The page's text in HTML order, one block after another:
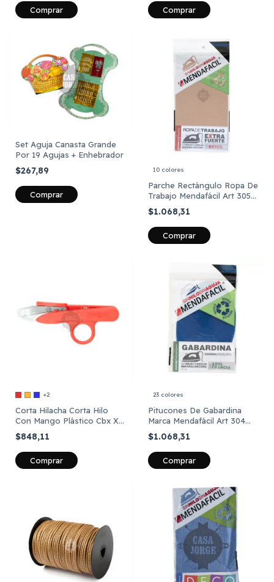
Comprar Comprar
Set Aguja Canasta Grande
Por 19 Agujas + Enhebrador
$267,89
Comprar
10 colores
Parche Rectángulo Ropa De
Trabajo Mendafácil Art 305
Unid.
$1.068,31
Comprar
+2
Corta Hilacha Corta Hilo
Con Mango Plástico Cbx X
Unidad
$848,11
Comprar
23 colores
Pitucones De Gabardina
Marca Mendafácil Art 304
Por Par
$1.068,31
Comprar